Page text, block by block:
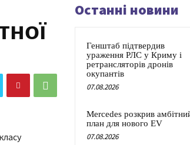
Останні новини
Генштаб підтвердив
ураження РЛС у Криму і
ретрансляторів дронів
окупантів
07.08.2026
Mercedes розкрив
план для нового EV
07.08.2026